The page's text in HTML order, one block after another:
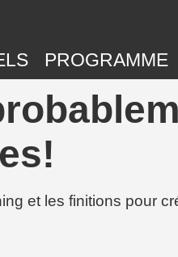
PROGRAMME
et les finitions pour